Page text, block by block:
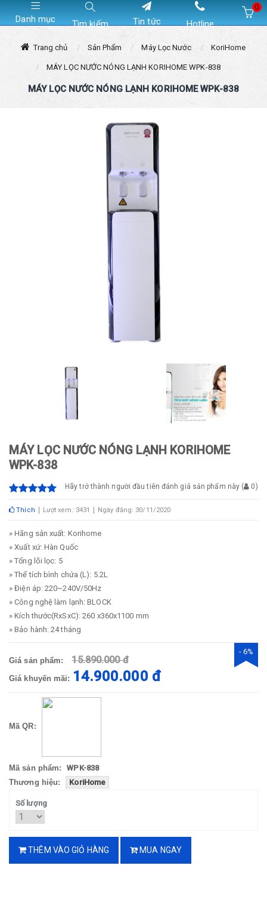
Danh mục Tìm kiếm Tin tức Hotline
0
Trang chủ Sản Phẩm Máy Lọc Nước KoriHome
MÁY LỌC NƯỚC NÓNG LẠNH KORIHOME WPK-838
MÁY LỌC NƯỚC NÓNG LẠNH KORIHOME WPK-838
MÁY LỌC NƯỚC NÓNG LẠNH KORIHOME
WPK-838
Hãy trở thành người đầu tiên đánh giá sản phẩm này ( 0)
Thích Lượt xem: 3431 Ngày đăng: 30/11/2020
» Hãng sản xuất: Korihome
» Xuất xứ: Hàn Quốc
» Tổng lõi lọc: 5
» Thể tích bình chứa (L): 5.2L
» Điện áp: 220~240V/50Hz
» Công nghệ làm lạnh: BLOCK
» Kích thước(RxSxC): 260 x360x1100 mm
» Bảo hành: 24 tháng
Giá sản phẩm: 15.890.000 đ
Giá khuyến mãi: 14.900.000 đ
- 6%
Mã QR:
Mã sản phẩm:
WPK-838
Thương hiệu:
KoriHome
Số lượng
THÊM VÀO GIỎ HÀNG MUA NGAY